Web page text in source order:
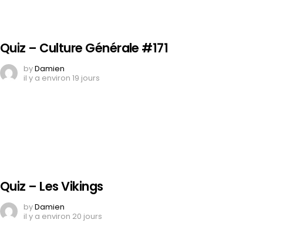
Quiz – Culture Générale #171
byDamien
il y a environ 19 jours
Quiz – Les Vikings
byDamien
il y a environ 20 jours